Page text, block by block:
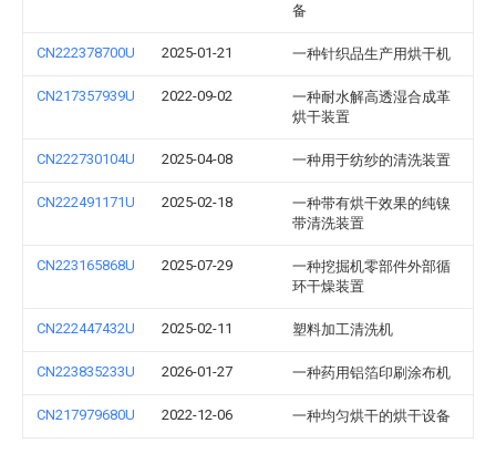
备
CN222378700U 2025-01-21 一种针织品生产用烘干机
CN217357939U 2022-09-02
一种耐水解高透湿合成革
烘干装置
CN222730104U 2025-04-08 一种用于纺纱的清洗装置
CN222491171U 2025-02-18
一种带有烘干效果的纯镍
带清洗装置
CN223165868U 2025-07-29
一种挖掘机零部件外部循
环干燥装置
CN222447432U 2025-02-11 塑料加工清洗机
CN223835233U 2026-01-27 一种药用铝箔印刷涂布机
CN217979680U 2022-12-06 一种均匀烘干的烘干设备